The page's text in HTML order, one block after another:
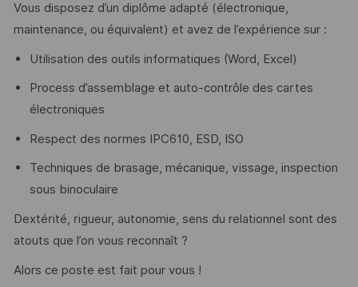
Vous disposez d’un diplôme adapté (électronique,
maintenance, ou équivalent) et avez de l’expérience sur :
Utilisation des outils informatiques (Word, Excel)
Process d’assemblage et auto-contrôle des cartes
électroniques
Respect des normes IPC610, ESD, ISO
Techniques de brasage, mécanique, vissage, inspection
sous binoculaire
Dextérité, rigueur, autonomie, sens du relationnel sont des
atouts que l’on vous reconnaît ?
Alors ce poste est fait pour vous !